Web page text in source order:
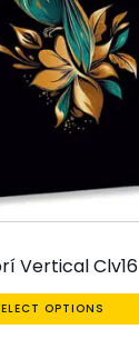
Vertical Clv16
OPTIONS